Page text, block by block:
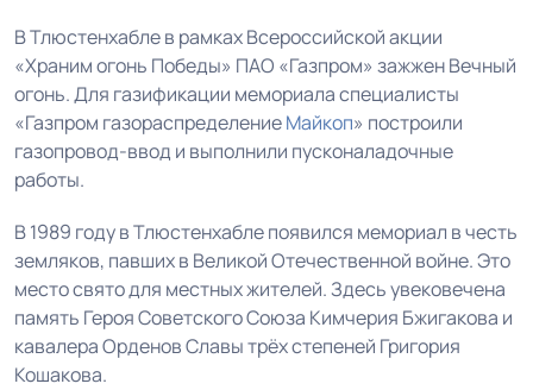
В Тлюстенхабле в рамках Всероссийской акции
«Храним огонь Победы» ПАО «Газпром» зажжен Вечный
огонь. Для газификации мемориала специалисты
«Газпром газораспределениеМайкоп» построили
газопровод-ввод и выполнили пусконаладочные
работы.
В 1989 году в Тлюстенхабле появился мемориал в честь
земляков, павших в Великой Отечественной войне. Это
место свято для местных жителей. Здесь увековечена
память Героя Советского Союза Кимчерия Бжигакова и
кавалера Орденов Славы трёх степеней Григория
Кошакова.